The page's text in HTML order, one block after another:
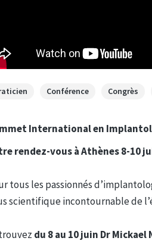
Conférence Congrès
International en
rendez-vous à Athènes 8-10
tous les passionnés
scientifique incontournable de
du 8 au 10 juin Dr Mickael